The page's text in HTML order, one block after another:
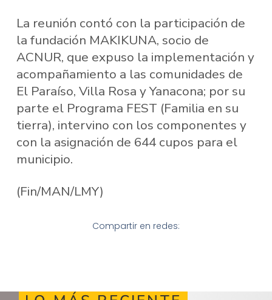
La reunión contó con la participación de
la fundación MAKIKUNA, socio de
ACNUR, que expuso la implementación y
acompañamiento a las comunidades de
El Paraíso, Villa Rosa y Yanacona; por su
parte el Programa FEST (Familia en su
tierra), intervino con los componentes y
con la asignación de 644 cupos para el
municipio.
(Fin/MAN/LMY)
Compartir en redes: